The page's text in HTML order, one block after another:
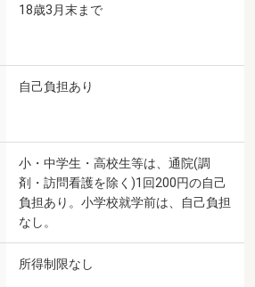
18歳3月末まで
自己負担あり
小・中学生・高校生等は、通院(調
剤・訪問看護を除く)1回200円の自己
負担あり。小学校就学前は、自己負担
なし。
所得制限なし